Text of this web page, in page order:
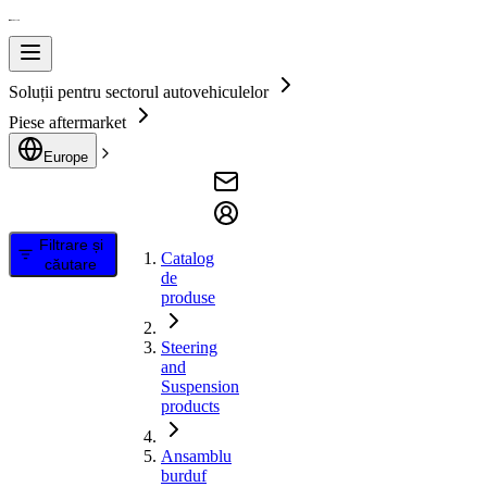
Soluții pentru sectorul autovehiculelor
Piese aftermarket
Europe
Filtrare și
căutare
Catalog
de
produse
Steering
and
Suspension
products
Ansamblu
burduf